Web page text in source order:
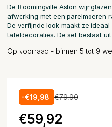
De Bloomingville Aston
afwerking met een parelmoeren
De verfijnde look maakt ze
tafeldecoraties. De set bestaat
Op voorraad - binnen 5 tot 9
-€19,98 €79,90
€59,92